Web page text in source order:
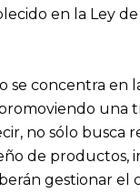
en la Ley
se concentra en
una
no sólo busca
de productos,
gestionar el